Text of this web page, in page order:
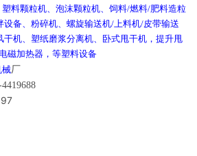
塑料颗粒机、泡沫颗粒机、饲料/燃料/肥料造粒
设备、粉碎机、螺旋输送机/ 上料机/皮带输送
干机、塑纸磨浆分离机、卧式甩干机，提升甩
磁加热器，等塑料设备
械厂